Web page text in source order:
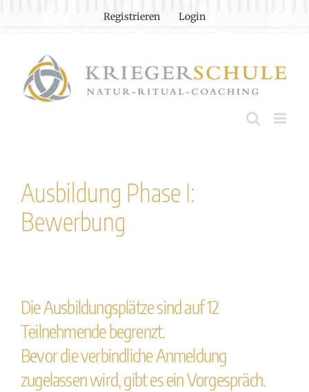
springen
Registrieren Login
Ausbildung Phase I:
Bewerbung
Die Ausbildungsplätze sind auf 12
Teilnehmende begrenzt.
Bevor die verbindliche Anmeldung
zugelassen wird, gibt es ein Vorgespräch.